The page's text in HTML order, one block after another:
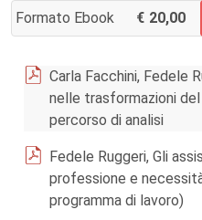
Formato Ebook 20,00
AGGIUNGI AL CARRELLO
Carla Facchini, Fedele
nelle trasformazioni
percorso di analisi
Fedele Ruggeri, Gli
professione e
programma di lavoro)